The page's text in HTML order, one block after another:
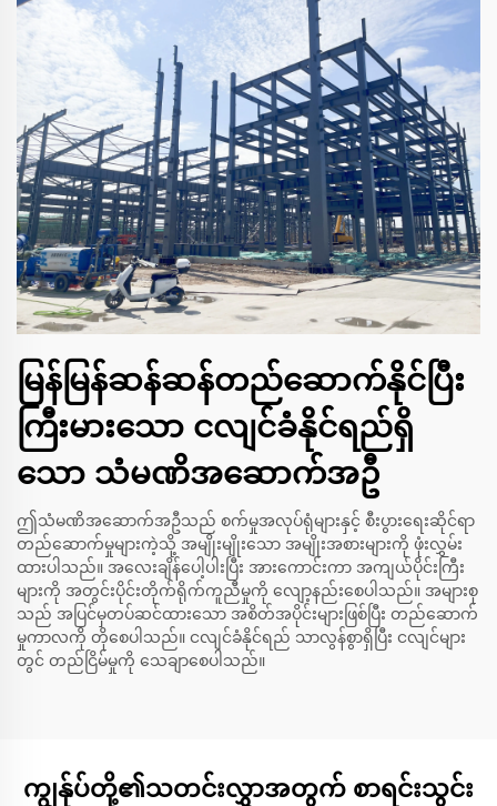
မြန်မြန်ဆန်ဆန်တည်ဆောက်နိုင်ပြီး
ကြီးမားသော ငလျင်ခံနိုင်ရည်ရှိ
သော သံမဏိအဆောက်အဦ
ဤသံမဏိအဆောက်အဦသည် စက်မှုအလုပ်ရုံများနှင့် စီးပွားရေးဆိုင်ရာ
တည်ဆောက်မှုများကဲ့သို့ အမျိုးမျိုးသော အမျိုးအစားများကို ဖုံးလွှမ်း
ထားပါသည်။ အလေးချိန်ပေါ့ပါးပြီး အားကောင်းကာ အကျယ်ပိုင်းကြီး
များကို အတွင်းပိုင်းတိုက်ရိုက်ကူညီမှုကို လျော့နည်းစေပါသည်။ အများစု
သည် အပြင်မှတပ်ဆင်ထားသော အစိတ်အပိုင်းများဖြစ်ပြီး တည်ဆောက်
မှုကာလကို တိုစေပါသည်။ ငလျင်ခံနိုင်ရည် သာလွန်စွာရှိပြီး ငလျင်များ
တွင် တည်ငြိမ်မှုကို သေချာစေပါသည်။
ကျွန်ုပ်တို့၏သတင်းလွှာအတွက် စာရင်းသွင်း